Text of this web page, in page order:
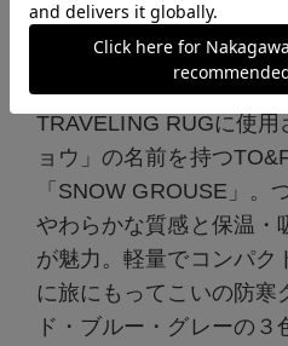
軽さと確かな温か
TRAVELING RUGに使
ョウ」の名前を持つ
「SNOW GROUSE」。
やわらかな質感と保温・
が魅力。軽量でコンパク
に旅にもってこいの防寒
ド・ブルー・グレーの